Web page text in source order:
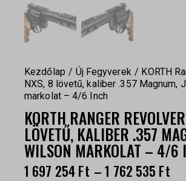
Kezdőlap Új Fegyverek
KORTH
NXS, 8 lövetű, kaliber .357 Magnum,
markolat – 4/6 Inch
KORTH RANGER
LÖVETŰ, KALIBER .357
WILSON MARKOLAT – 4/6
1 697 254Ft –1 762 535 Ft